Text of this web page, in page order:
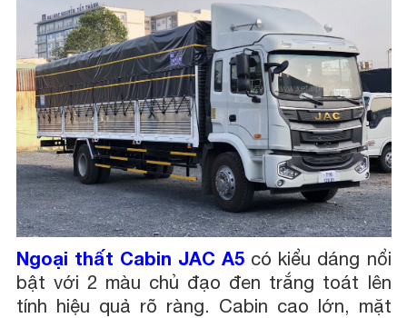
Ngoại thất Cabin JAC A5 có kiểu dáng nổi
bật với 2 màu chủ đạo đen trắng toát lên
tính hiệu quả rõ ràng. Cabin cao lớn, mặt